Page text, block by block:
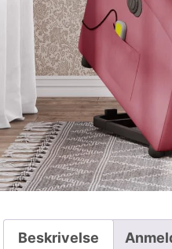
Beskrivelse